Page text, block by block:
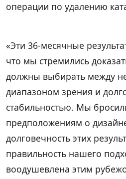
операции по удалению
«Эти 36-месячные
что мы стремились
должны выбирать между
диапазоном зрения и
стабильностью. Мы
предположениям о
долговечность этих
правильность нашего
воодушевлена этим